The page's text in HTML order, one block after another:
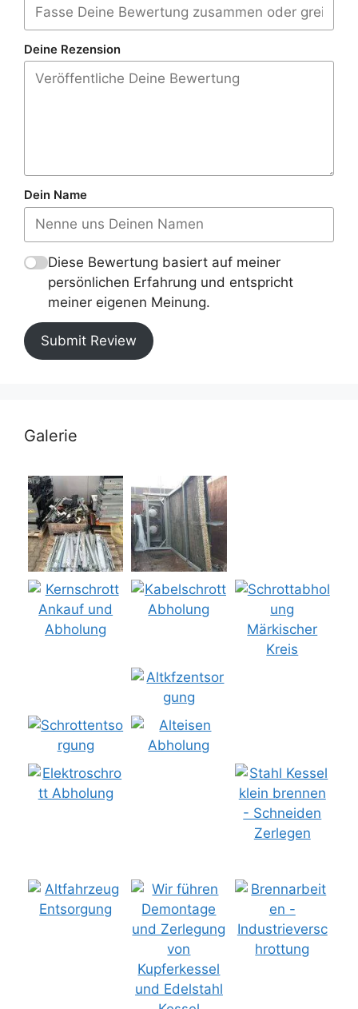
Deine Rezension
Dein Name
Diese Bewertung basiert auf meiner
persönlichen Erfahrung und entspricht
meiner eigenen Meinung.
Submit Review
Galerie